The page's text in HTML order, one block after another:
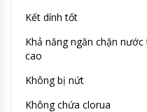
Kết dính tốt
Khả năng ngăn chặn
cao
Không bị nứt
Không chứa clorua